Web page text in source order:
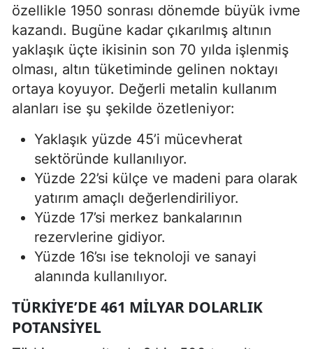
özellikle 1950 sonrası dönemde büyük ivme
kazandı. Bugüne kadar çıkarılmış altının
yaklaşık üçte ikisinin son 70 yılda işlenmiş
olması, altın tüketiminde gelinen noktayı
ortaya koyuyor. Değerli metalin kullanım
alanları ise şu şekilde özetleniyor:
Yaklaşık yüzde 45’i mücevherat
sektöründe kullanılıyor.
Yüzde 22’si külçe ve madeni para olarak
yatırım amaçlı değerlendiriliyor.
Yüzde 17’si merkez bankalarının
rezervlerine gidiyor.
Yüzde 16’sı ise teknoloji ve sanayi
alanında kullanılıyor.
TÜRKIYE’DE 461 MILYAR DOLARLIK
POTANSIYEL